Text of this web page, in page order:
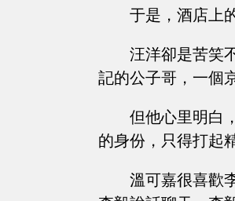
于是，酒店上
汪洋卻是苦笑
記的公子哥，一個
但他心里明白
的身份，只得打起
溫可嘉很喜歡